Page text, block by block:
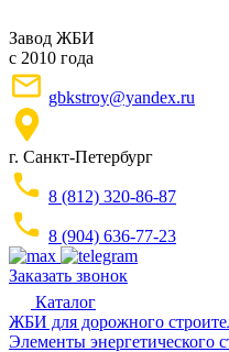
Завод ЖБИ
с 2010 года
gbkstroy@yandex.ru
г. Санкт-Петербург
8 (812) 320-86-87
8 (904) 636-77-23
Заказать звонок
Каталог
ЖБИ для дорожного
Элементы энергетического